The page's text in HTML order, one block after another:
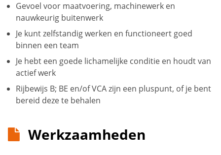
Gevoel voor maatvoering, machinewerk en
nauwkeurig buitenwerk
Je kunt zelfstandig werken en functioneert goed
binnen een team
Je hebt een goede lichamelijke conditie en houdt van
actief werk
Rijbewijs B; BE en/of VCA zijn een pluspunt, of je bent
bereid deze te behalen
Werkzaamheden